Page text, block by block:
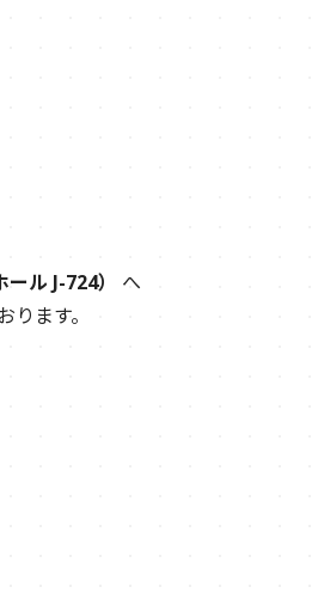
ル J-724）
へ
ます。